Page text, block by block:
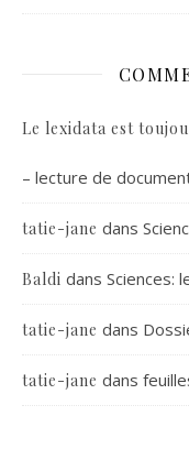
Le lexidata est
– lecture de
tatie-jane dans
Baldi dans Sciences:
tatie-jane dans
tatie-jane dans